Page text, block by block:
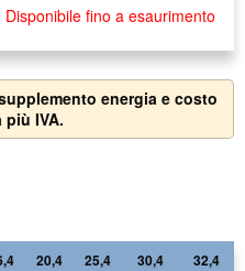
fino a esaurimento
energia e costo
IVA.
20,4 25,4 30,4 32,4